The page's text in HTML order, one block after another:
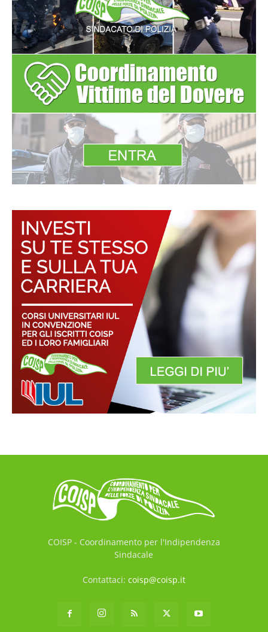
COISP - Coordinamento per l'Indipendenza
Sindacale
Contattaci: coisp@coisp.it